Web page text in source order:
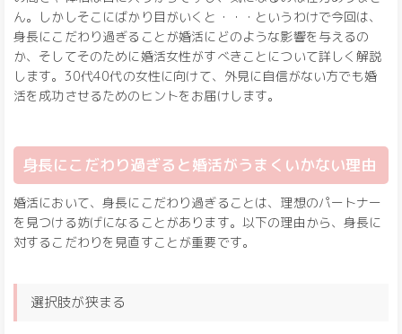
ん。しかしそこにばかり目がいくと・・・というわけで今回は、
身長にこだわり過ぎることが婚活にどのような影響を与えるの
か、そしてそのために婚活女性がすべきことについて詳しく解説
します。30代40代の女性に向けて、外見に自信がない方でも婚
活を成功させるためのヒントをお届けします。
身長にこだわり過ぎると婚活がうまくいかない理由
婚活において、身長にこだわり過ぎることは、理想のパートナー
を見つける妨げになることがあります。以下の理由から、身長に
対するこだわりを見直すことが重要です。
選択肢が狭まる